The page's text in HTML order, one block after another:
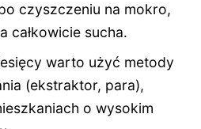
czyszczeniu na mokro,
całkowicie sucha.
warto użyć metody
(ekstraktor, para),
o wysokim